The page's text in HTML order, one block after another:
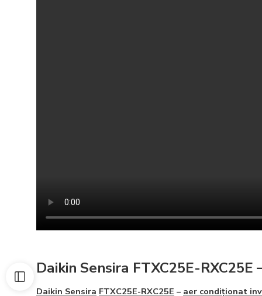
Daikin Sensira FTXC25E-
Daikin Sensira FTXC25E-RXC25E – aer condiționat